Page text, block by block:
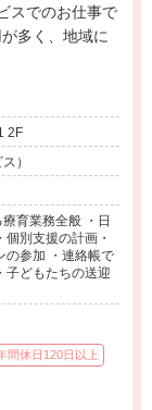
多く、地域に
2F
）
育業務全般 ・日
別支援の計画・
の参加 ・連絡帳で
子どもたちの送迎
間休日120日以上